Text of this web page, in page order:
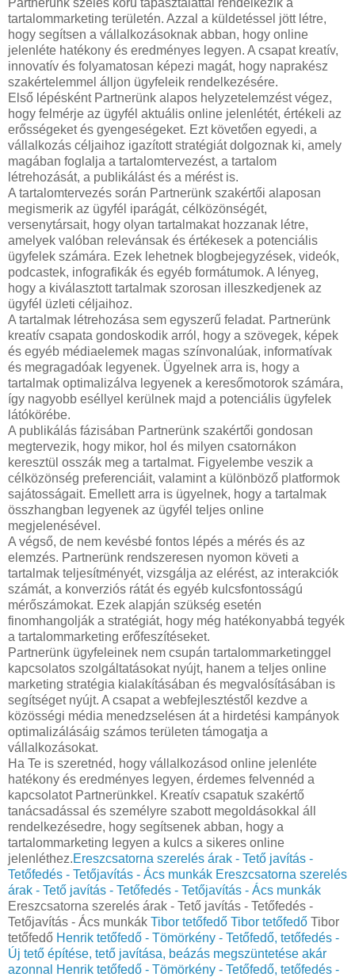
tartalommarketing területén. Azzal a küldetéssel jött létre,
hogy segítsen a vállalkozásoknak abban, hogy online
jelenléte hatékony és eredményes legyen. A csapat kreatív,
innovatív és folyamatosan képezi magát, hogy naprakész
szakértelemmel álljon ügyfeleik rendelkezésére.
Első lépésként Partnerünk alapos helyzetelemzést végez,
hogy felmérje az ügyfél aktuális online jelenlétét, értékeli az
erősségeket és gyengeségeket. Ezt követően egyedi, a
vállalkozás céljaihoz igazított stratégiát dolgoznak ki, amely
magában foglalja a tartalomtervezést, a tartalom
létrehozását, a publikálást és a mérést is.
A tartalomtervezés során Partnerünk szakértői alaposan
megismerik az ügyfél iparágát, célközönségét,
versenytársait, hogy olyan tartalmakat hozzanak létre,
amelyek valóban relevánsak és értékesek a potenciális
ügyfelek számára. Ezek lehetnek blogbejegyzések, videók,
podcastek, infografikák és egyéb formátumok. A lényeg,
hogy a kiválasztott tartalmak szorosan illeszkedjenek az
ügyfél üzleti céljaihoz.
A tartalmak létrehozása sem egyszerű feladat. Partnerünk
kreatív csapata gondoskodik arról, hogy a szövegek, képek
és egyéb médiaelemek magas színvonalúak, informatívak
és megragadóak legyenek. Ügyelnek arra is, hogy a
tartalmak optimalizálva legyenek a keresőmotorok számára,
így nagyobb eséllyel kerülnek majd a potenciális ügyfelek
látókörébe.
A publikálás fázisában Partnerünk szakértői gondosan
megtervezik, hogy mikor, hol és milyen csatornákon
keresztül osszák meg a tartalmat. Figyelembe veszik a
célközönség preferenciáit, valamint a különböző platformok
sajátosságait. Emellett arra is ügyelnek, hogy a tartalmak
összhangban legyenek az ügyfél teljes online
megjelenésével.
A végső, de nem kevésbé fontos lépés a mérés és az
elemzés. Partnerünk rendszeresen nyomon követi a
tartalmak teljesítményét, vizsgálja az elérést, az interakciók
számát, a konverziós rátát és egyéb kulcsfontosságú
mérőszámokat. Ezek alapján szükség esetén
finomhangolják a stratégiát, hogy még hatékonyabbá tegyék
a tartalommarketing erőfeszítéseket.
Partnerünk ügyfeleinek nem csupán tartalommarketinggel
kapcsolatos szolgáltatásokat nyújt, hanem a teljes online
marketing stratégia kialakításában és megvalósításában is
segítséget nyújt. A csapat a webfejlesztéstől kezdve a
közösségi média menedzselésen át a hirdetési kampányok
optimalizálásáig számos területen támogatja a
vállalkozásokat.
Ha Te is szeretnéd, hogy vállalkozásod online jelenléte
hatékony és eredményes legyen, érdemes felvennéd a
kapcsolatot Partnerünkkel. Kreatív csapatuk szakértő
tanácsadással és személyre szabott megoldásokkal áll
rendelkezésedre, hogy segítsenek abban, hogy a
tartalommarketing legyen a kulcs a sikeres online
jelenléthez.Ereszcsatorna szerelés árak - Tető javítás -
Tetőfedés - Tetőjavítás - Ács munkák Ereszcsatorna szerelés
árak - Tető javítás - Tetőfedés - Tetőjavítás - Ács munkák
Ereszcsatorna szerelés árak - Tető javítás - Tetőfedés -
Tetőjavítás - Ács munkák Tibor tetőfedő Tibor tetőfedő Tibor
tetőfedő Henrik tetőfedő - Tömörkény - Tetőfedő, tetőfedés -
Új tető építése, tető javítása, beázás megszüntetése akár
azonnal
Henrik tetőfedő - Tömörkény - Tetőfedő, tetőfedés -